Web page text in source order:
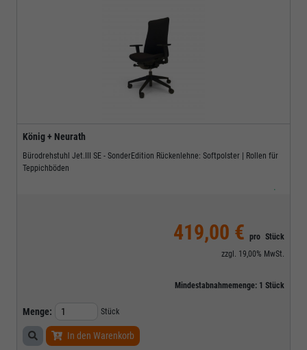
König + Neurath
Bürodrehstuhl Jet.III SE - SonderEdition Rückenlehne: Softpolster | Rollen für
Teppichböden
.
419,00 € pro Stück
zzgl. 19,00% MwSt.
Mindestabnahmemenge: 1 Stück
Menge: Stück
In den Warenkorb